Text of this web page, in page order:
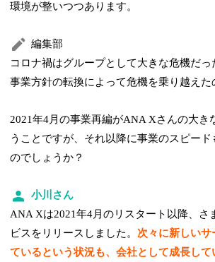
環境が整いつつあります。
編集部
コロナ禍はグループとして大きな危機だっ
事業方針の転換によって危機を乗り越えた
2021年4月の事業再編がANA Xさんの大き
うことですが、それ以降に事業のスピード
のでしょうか？
小川さん
ANA Xは2021年4月のリスタート以降、さ
ビスをリリースしました。次々に新しいサ
ているという状況も、会社として成長して